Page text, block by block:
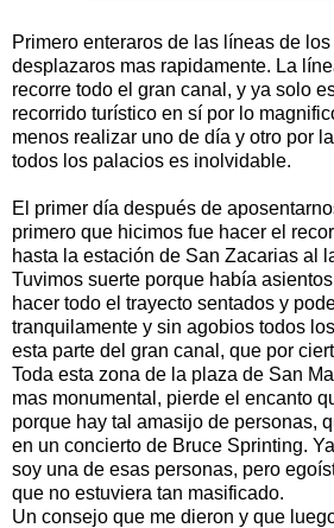
Primero enteraros de las líneas de los
desplazaros mas rapidamente. La
recorre todo el gran canal, y ya solo
recorrido turístico en sí por lo
menos realizar uno de día y otro por
todos los palacios es inolvidable.
El primer día después de
primero que hicimos fue hacer el
hasta la estación de San Zacarias al
Tuvimos suerte porque había
hacer todo el trayecto sentados y
tranquilamente y sin agobios todos
esta parte del gran canal, que por
Toda esta zona de la plaza de San
mas monumental, pierde el encanto
porque hay tal amasijo de personas,
en un concierto de Bruce Sprinting.
soy una de esas personas, pero
que no estuviera tan masificado.
Un consejo que me dieron y que